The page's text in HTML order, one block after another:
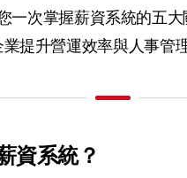
一次掌握薪資系統的五
業提升營運效率與人事管
資系統？